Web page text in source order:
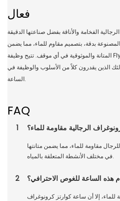
فعال
الفخامة والأناقة بفضل صناعتها الدقيقة
بدقة، بتصميم مقاوم للماء، مما يضمن
المتانة والموثوقية في أي موقف. تتيح وظيفة Flyback إمكانية إجراء تعديلات سلسة
الذين يقدرون كلاً من الأسلوب والوظيفة في
الساعة.
FAQ
1 الرجالية مقاومة للماء؟
مقاومة للماء، مما يضمن متانتها
في مختلف الأنشطة المتعلقة بالمياه.
2 هذه الساعة للغوص الاحترافي؟
للماء، إلا أن ساعة كوارتز كرونوغراف